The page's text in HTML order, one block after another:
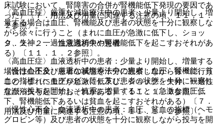
床試験において、腎障害の合併が腎機能低下発現の要因であ
った）〔７．用法及び用量に関連する注意の項、１１．１．
２参照〕。
９．２．２． 血液透析中の患者
〈高血圧症〉血液透析中の患者：少量より開始し、増量する
場合は血圧及び患者の状態を十分に観察しながら徐々に行う
こと（まれに血圧が急激に低下し、ショック、失神、一過性
意識消失を起こすおそれがある）〔１１．１．２参照〕。
〈慢性心不全〉血液透析中の患者：血圧、貧血の指標（ヘモ
グロビン等）及び患者の状態を十分に観察しながら投与を開
〈高血圧症〉厳重な減塩療法中の患者：少量より開始し、増
量する場合は血圧、腎機能及び患者の状態を十分に観察しな
がら徐々に行うこと（まれに血圧が急激に低下し、ショッ
ク、失神、一過性意識消失や腎機能低下を起こすおそれがあ
る）〔１１．１．２参照〕。
〈慢性心不全〉厳重な減塩療法中の患者：血圧、腎機能、貧
血の指標（ヘモグロビン等）及び患者の状態を十分に観察し
ながら投与を開始し、慎重に増量すること（急激な血圧低
下、腎機能低下あるいは貧血を起こすおそれがある）〔７．
用法及び用量に関連する注意の項、１１．１．２参照〕。